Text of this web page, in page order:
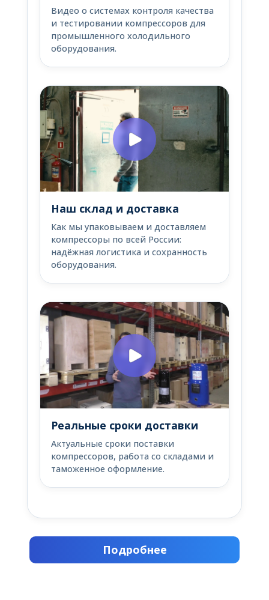
Видео о системах контроля качества
и тестировании компрессоров для
промышленного холодильного
оборудования.
Наш склад и доставка
Как мы упаковываем и доставляем
компрессоры по всей России:
надёжная логистика и сохранность
оборудования.
Реальные сроки доставки
Актуальные сроки поставки
компрессоров, работа со складами и
таможенное оформление.
Подробнее